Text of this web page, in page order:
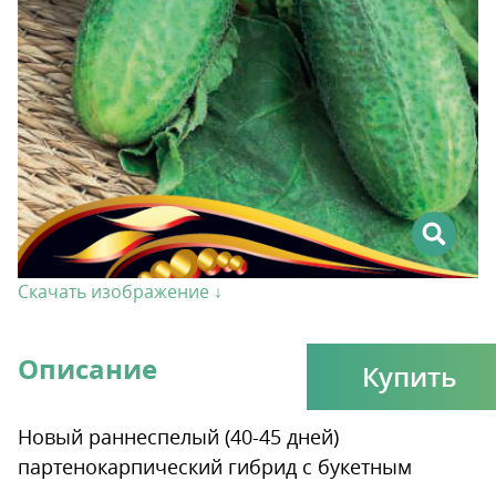
Скачать изображение ↓
Купить
Описание
Новый раннеспелый (40-45 дней)
партенокарпический гибрид с букетным